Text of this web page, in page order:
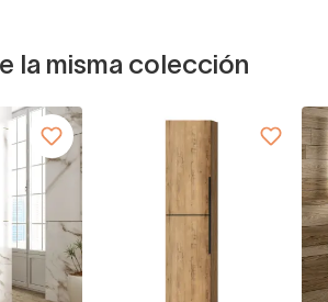
la misma colección